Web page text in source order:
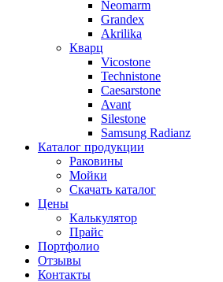
Neomarm
Grandex
Akrilika
Кварц
Vicostone
Technistone
Caesarstone
Avant
Silestone
Samsung Radianz
Каталог продукции
Раковины
Мойки
Скачать каталог
Цены
Калькулятор
Прайс
Портфолио
Отзывы
Контакты